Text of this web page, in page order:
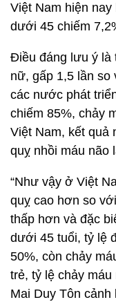
Việt Nam hiện
dưới 45 chiếm
Điều đáng lưu ý là
nữ, gấp 1,5 lần
các nước phát
chiếm 85%, chảy
Việt Nam, kết quả
quỵ nhồi máu não
“Như vậy ở Việt
quỵ cao hơn so
thấp hơn và đặc
dưới 45 tuổi, tỷ lệ
50%, còn chảy
trẻ, tỷ lệ chảy
Mai Duy Tôn cảnh